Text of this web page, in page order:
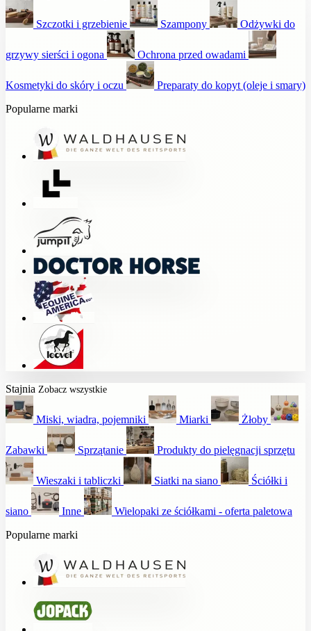
Szczotki i grzebienie Szampony Odżywki do
grzywy sierści i ogona Ochrona przed owadami
Kosmetyki do skóry i oczu
Preparaty do kopyt (oleje i smary)
Popularne marki
Stajnia Zobacz wszystkie
Miski, wiadra, pojemniki Miarki Żłoby
Zabawki Sprzątanie Produkty do pielęgnacji sprzętu
Wieszaki i tabliczki Siatki na siano Ściółki i
siano Inne
Wielopaki ze ściółkami - oferta paletowa
Popularne marki